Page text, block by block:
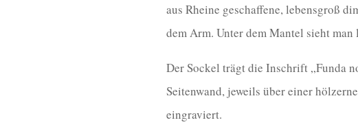
aus Rheine geschaffene, lebensgroß
dem Arm. Unter dem Mantel sieht
Der Sockel trägt die Inschrift „Funda
Seitenwand, jeweils über einer
eingraviert.